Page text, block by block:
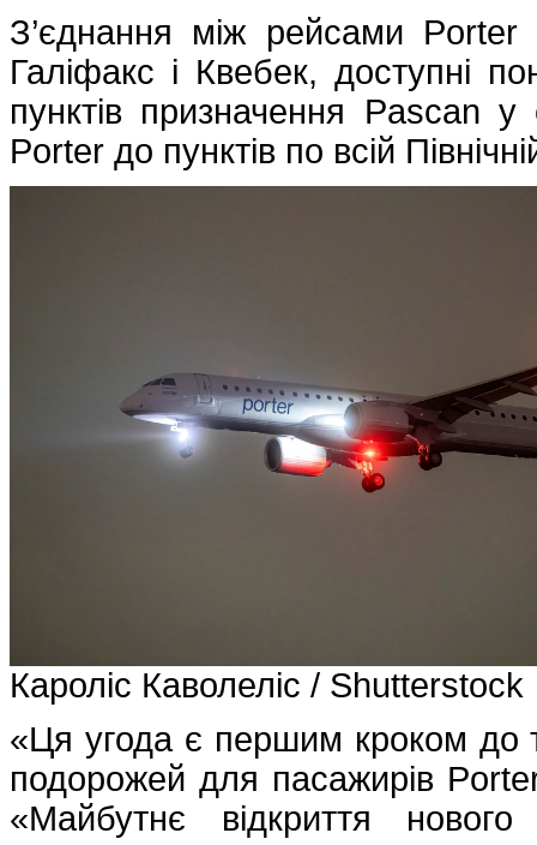
З’єднання між рейсами
Галіфакс і Квебек, доступні
пунктів призначення Pascan
Porter до пунктів по всій
Кароліс Каволеліс / Shutterstock
«Ця угода є першим кроком до
подорожей для пасажирів
«Майбутнє відкриття